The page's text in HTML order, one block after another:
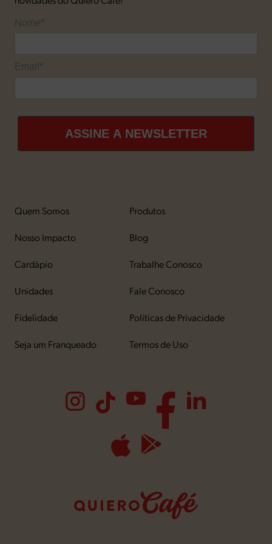
Nome*
Email*
ASSINE A NEWSLETTER
Quem Somos
Nosso Impacto
Cardápio
Unidades
Fidelidade
Seja um Franqueado
Produtos
Blog
Trabalhe Conosco
Fale Conosco
Políticas de Privacidade
Termos de Uso